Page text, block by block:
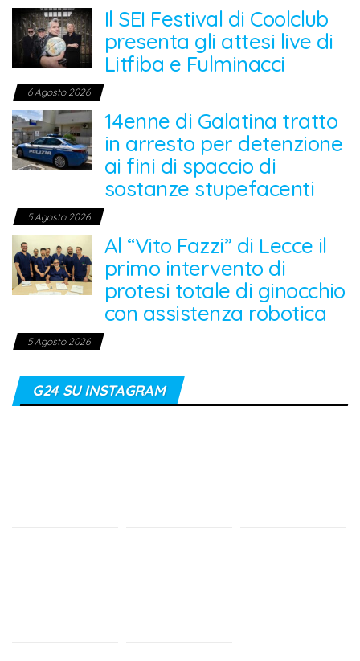
Il SEI Festival di Coolclub
presenta gli attesi live di
Litfiba e Fulminacci
6 Agosto 2026
14enne di Galatina tratto
in arresto per detenzione
ai fini di spaccio di
sostanze stupefacenti
5 Agosto 2026
Al “Vito Fazzi” di Lecce il
primo intervento di
protesi totale di ginocchio
con assistenza robotica
5 Agosto 2026
G24 SU INSTAGRAM